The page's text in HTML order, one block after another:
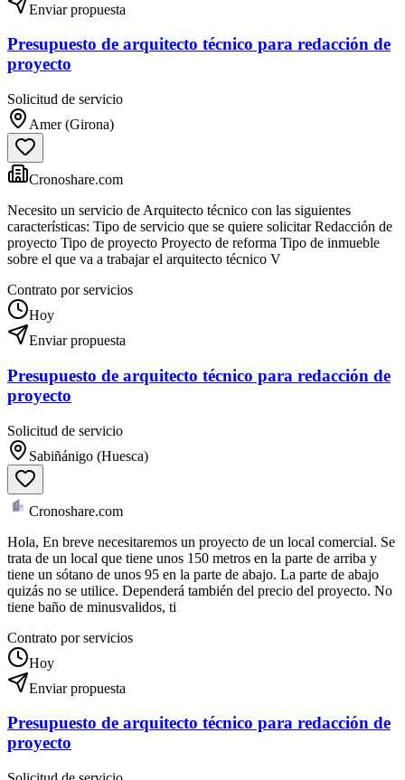
Enviar propuesta
Presupuesto de arquitecto técnico para redacción de
proyecto
Solicitud de servicio
Amer (Girona)
Cronoshare.com
Necesito un servicio de Arquitecto técnico con las siguientes
características: Tipo de servicio que se quiere solicitar Redacción de
proyecto Tipo de proyecto Proyecto de reforma Tipo de inmueble
sobre el que va a trabajar el arquitecto técnico V
Contrato por servicios
Hoy
Enviar propuesta
Presupuesto de arquitecto técnico para redacción de
proyecto
Solicitud de servicio
Sabiñánigo (Huesca)
Cronoshare.com
Hola, En breve necesitaremos un proyecto de un local comercial. Se
trata de un local que tiene unos 150 metros en la parte de arriba y
tiene un sótano de unos 95 en la parte de abajo. La parte de abajo
quizás no se utilice. Dependerá también del precio del proyecto. No
tiene baño de minusvalidos, ti
Contrato por servicios
Hoy
Enviar propuesta
Presupuesto de arquitecto técnico para redacción de
proyecto